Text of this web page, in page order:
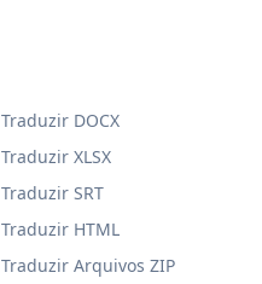
Traduzir DOCX
Traduzir XLSX
Traduzir SRT
Traduzir HTML
Traduzir Arquivos ZIP